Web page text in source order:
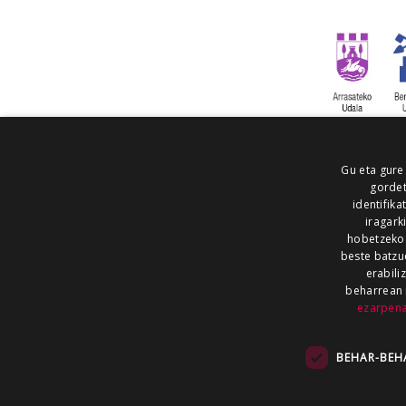
ALEA
NOAUA
Gu eta
hobetzeko.
beste
beharrean
BEHAR-